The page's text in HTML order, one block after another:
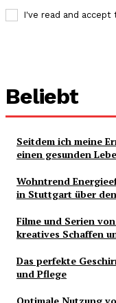
I've read and accept
Beliebt
Seitdem ich meine
einen gesunden
Wohntrend
in Stuttgart über
Filme und Serien
kreatives Schaffen
Das perfekte
und Pflege